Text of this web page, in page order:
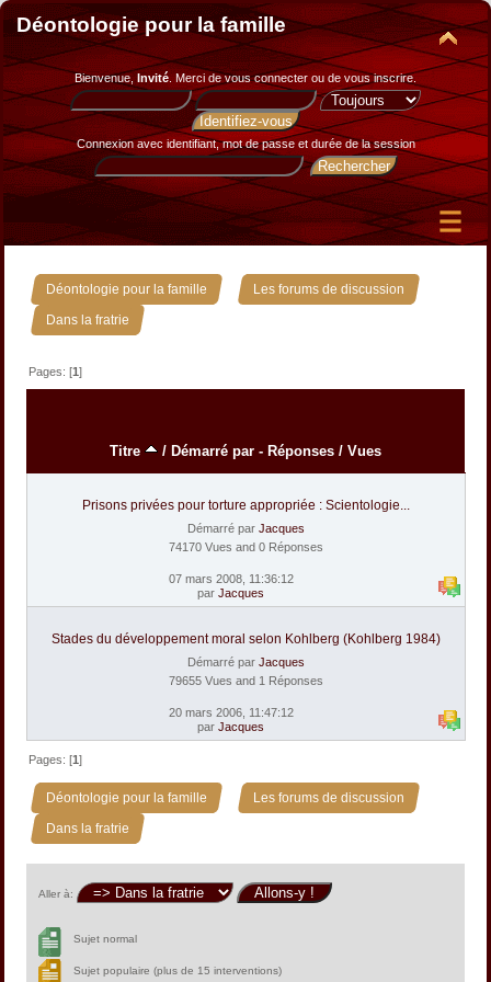
Déontologie pour la famille
Bienvenue, Invité. Merci devous connecter ou de vous inscrire.
Connexion avec identifiant, mot de passe et durée de la session
Déontologie pour la famille » Les forums de discussion »
Dans la fratrie
Pages: [1]
Titre / Démarré par - Réponses / Vues
Prisons privées pour torture appropriée : Scientologie...
Démarré par Jacques
74170 Vues and 0 Réponses
07 mars 2008, 11:36:12
par Jacques
Stades du développement moral selon Kohlberg (Kohlberg 1984)
Démarré par Jacques
79655 Vues and 1 Réponses
20 mars 2006, 11:47:12
par Jacques
Pages: [1]
Déontologie pour la famille » Les forums de discussion »
Dans la fratrie
Aller à:
Sujet normal
Sujet populaire (plus de 15 interventions)